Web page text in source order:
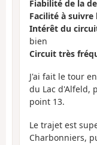
Fiabilité de la
Facilité à
Intérêt du
bien
Circuit très
J'ai fait le tour
du Lac d'Alfeld,
point 13.
Le trajet est
Charbonniers,